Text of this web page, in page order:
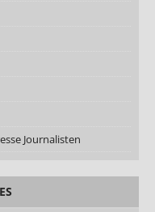
Journalisten